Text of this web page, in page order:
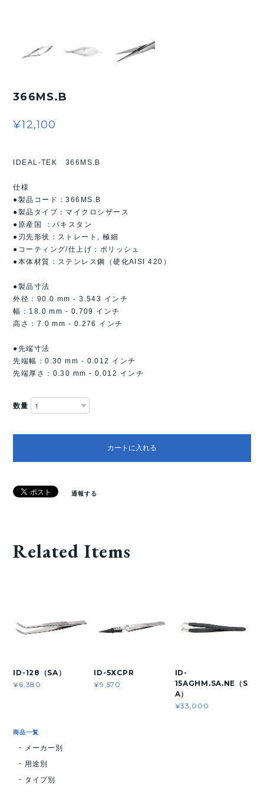
366MS.B
¥12,100
IDEAL-TEK 366MS.B
仕様
●製品コード：366MS.B
●製品タイプ：マイクロシザース
●原産国 ：パキスタン
●刃先形状：ストレート, 極細
●コーティング/仕上げ：ポリッシュ
●本体材質：ステンレス鋼（硬化AISI 420）
●製品寸法
外径：90.0 mm - 3.543 インチ
幅：18.0 mm - 0.709 インチ
高さ：7.0 mm - 0.276 インチ
●先端寸法
先端幅：0.30 mm - 0.012 インチ
先端厚さ：0.30 mm - 0.012 インチ
数量
カートに入れる
通報する
Related Items
ID-128（SA）
¥6,380
ID-5XCPR
¥9,570
ID-
15AGHM.SA.NE（S
A）
¥33,000
商品一覧
メーカー別
用途別
タイプ別